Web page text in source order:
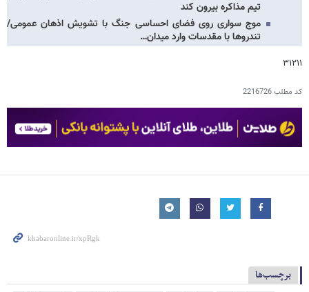
تیم مذاکره بیرون کند
موج سواری روی فضای احساسی جنگ با تشویش اذهان عمومی/
تندروها با مقدسات وارد میدان…
۳۱۲۱۱
کد مطلب2216726
برچسب‌ها